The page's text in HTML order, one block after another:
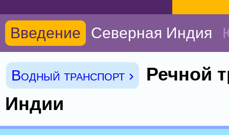
Введение Северная Индия
Водный транспорт ›
Речной
Индии